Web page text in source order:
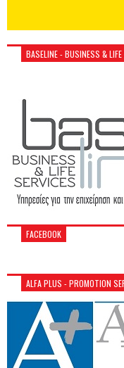
BASELINE - BUSINESS & LIFE
FACEBOOK
ALFA PLUS - PROMOTION